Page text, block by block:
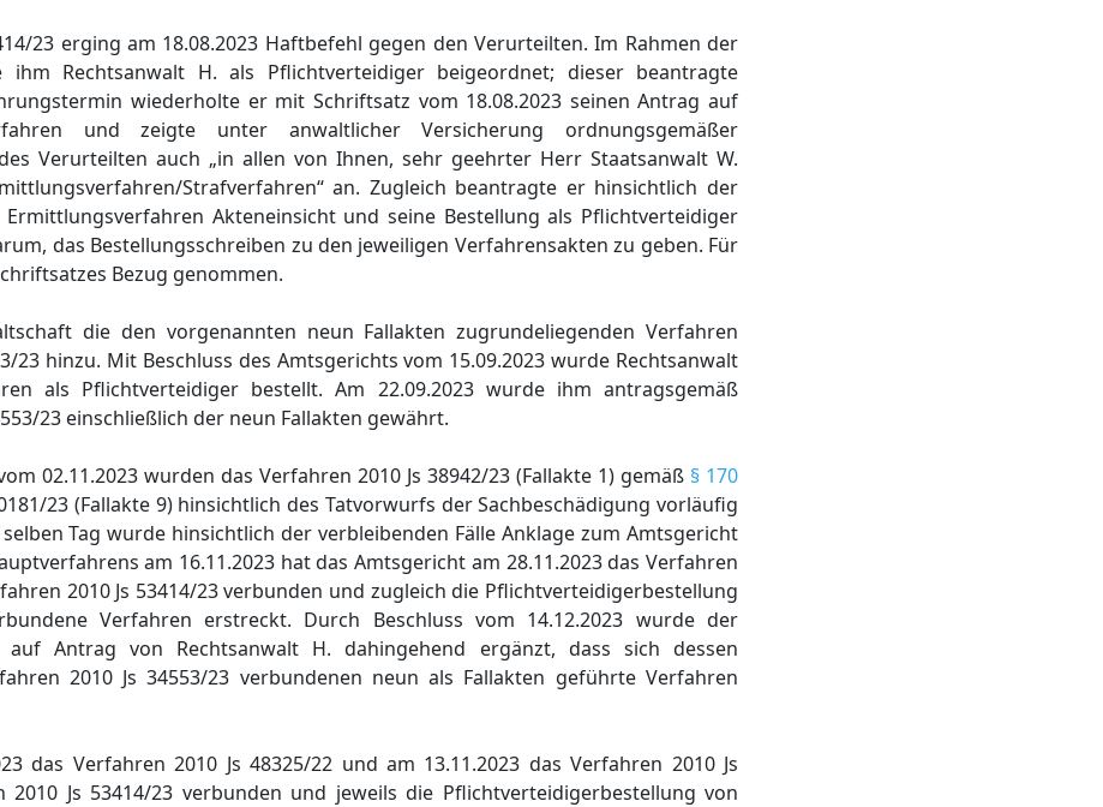
23 erging am 18.08.2023 Haftbefehl gegen den Verurteilten. Im Rahmen der
Rechtsanwalt H. als Pflichtverteidiger beigeordnet; dieser beantragte
wiederholte er mit Schriftsatz vom 18.08.2023 seinen Antrag auf
und zeigte unter anwaltlicher Versicherung ordnungsgemäßer
Verurteilten auch „in allen von Ihnen, sehr geehrter Herr Staatsanwalt W.
Strafverfahren“ an. Zugleich beantragte er hinsichtlich der
Akteneinsicht und seine Bestellung als Pflichtverteidiger
das Bestellungsschreiben zu den jeweiligen Verfahrensakten zu geben. Für
Bezug genommen.
die den vorgenannten neun Fallakten zugrundeliegenden Verfahren
23 hinzu. Mit Beschluss des Amtsgerichts vom 15.09.2023 wurde Rechtsanwalt
als Pflichtverteidiger bestellt. Am 22.09.2023 wurde ihm antragsgemäß
23 einschließlich der neun Fallakten gewährt.
02.11.2023 wurden das Verfahren 2010 Js 38942/23 (Fallakte 1) gemäß § 170
23 (Fallakte 9) hinsichtlich des Tatvorwurfs der Sachbeschädigung vorläufig
Tag wurde hinsichtlich der verbleibenden Fälle Anklage zum Amtsgericht
am 16.11.2023 hat das Amtsgericht am 28.11.2023 das Verfahren
2010 Js 53414/23 verbunden und zugleich die Pflichtverteidigerbestellung
Verfahren erstreckt. Durch Beschluss vom 14.12.2023 wurde der
auf Antrag von Rechtsanwalt H. dahingehend ergänzt, dass sich dessen
2010 Js 34553/23 verbundenen neun als Fallakten geführte Verfahren
das Verfahren 2010 Js 48325/22 und am 13.11.2023 das Verfahren 2010 Js
Js 53414/23 verbunden und jeweils die Pflichtverteidigerbestellung von